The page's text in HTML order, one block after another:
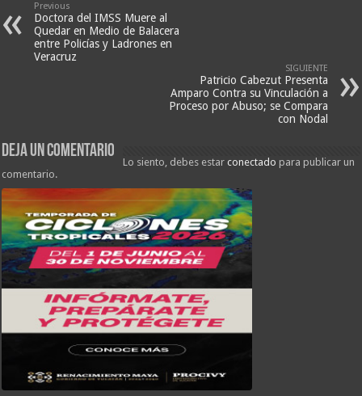
Previous
Doctora del IMSS Muere al
Quedar en Medio de Balacera
entre Policías y Ladrones en
Veracruz
SIGUIENTE
Patricio Cabezut Presenta
Amparo Contra su Vinculación a
Proceso por Abuso; se Compara
con Nodal
Deja un comentario
Lo siento, debes estarconectado para publicar un
comentario.